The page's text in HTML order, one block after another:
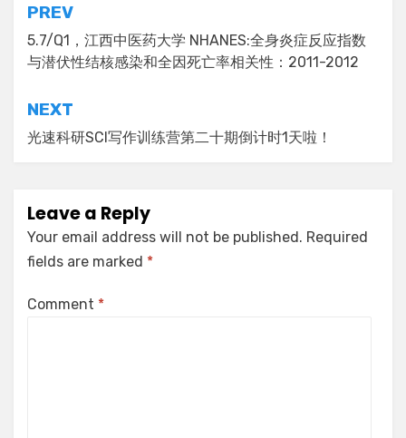
Post
navigation
PREV
5.7/Q1，江西中医药大学 NHANES:全身炎症反应指数
与潜伏性结核感染和全因死亡率相关性：2011-2012
NEXT
光速科研SCI写作训练营第二十期倒计时1天啦！
Leave a Reply
Your email address will not be published. Required
fields are marked *
Comment *